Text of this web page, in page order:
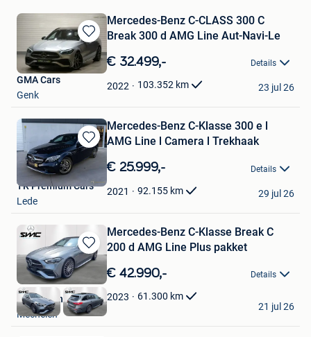
Bewaren
in
Mijn
Favorieten
Mercedes-Benz C-CLASS 300 C
Break 300 d AMG Line Aut-Navi-Le
€ 32.499,- Details
2022 103.352 km
GMA Cars
Genk
23 jul 26
Bewaren
in
Mijn
Favorieten
Mercedes-Benz C-Klasse 300 e l
AMG Line l Camera l Trekhaak
€ 25.999,- Details
2021 92.155 km
TR Premium Cars
Lede
29 jul 26
Bewaren
in
Favorieten
Mercedes-Benz C-Klasse Break C
200 d AMG Line Plus pakket
€ 42.990,- Details
2023 61.300 km
SMC Mechelen
Mechelen
21 jul 26